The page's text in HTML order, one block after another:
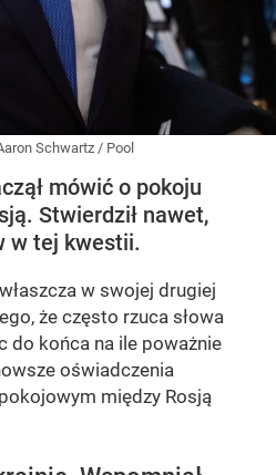
Schwartz / Pool
mówić o pokoju
Stwierdził nawet,
w tej kwestii.
w swojej drugiej
że często rzuca słowa
do końca na ile poważnie
oświadczenia
między Rosją